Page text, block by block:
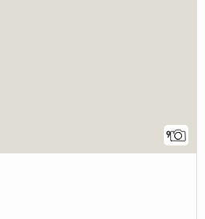
9